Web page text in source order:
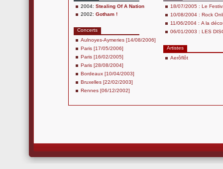
2004: Stealing Of A Nation
2002: Gotham !
Concerts
Aulnoyes-Aymeries [14/08/2006]
Paris [17/05/2006]
Paris [16/02/2005]
Paris [28/08/2004]
Bordeaux [10/04/2003]
Bruxelles [22/02/2003]
Rennes [06/12/2002]
18/07/2005 : Le
10/08/2004 : Rock
11/06/2004 : A la
06/01/2003 : LES
Artistes
Aerôflôt